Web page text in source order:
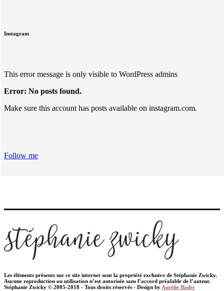
Instagram
This error message is only visible to WordPress admins
Error: No posts found.
Make sure this account has posts available on instagram.com.
Follow me
Les éléments présents sur ce site internet sont la propriété exclusive de Stéphanie Zwicky.
Aucune reproduction ou utilisation n’est autorisée sans l’accord préalable de l’auteur.
Stéphanie Zwicky © 2005-2018 - Tous droits réservés - Design by Aurélie Bader